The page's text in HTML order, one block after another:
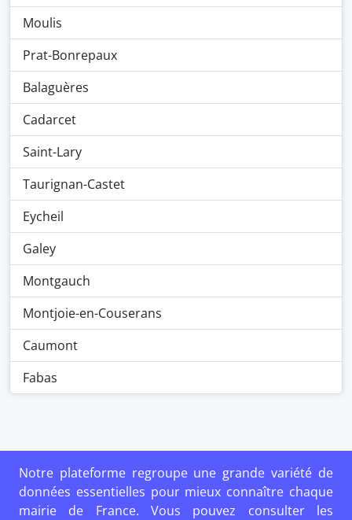
Moulis
Prat-Bonrepaux
Balaguères
Cadarcet
Saint-Lary
Taurignan-Castet
Eycheil
Galey
Montgauch
Montjoie-en-Couserans
Caumont
Fabas
Notre plateforme regroupe une grande variété de
données essentielles pour mieux connaître chaque
mairie de France. Vous pouvez consulter les